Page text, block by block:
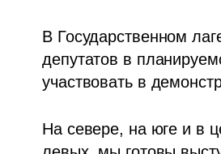
В Государственном
депутатов в
участвовать в
На севере, на юге и в